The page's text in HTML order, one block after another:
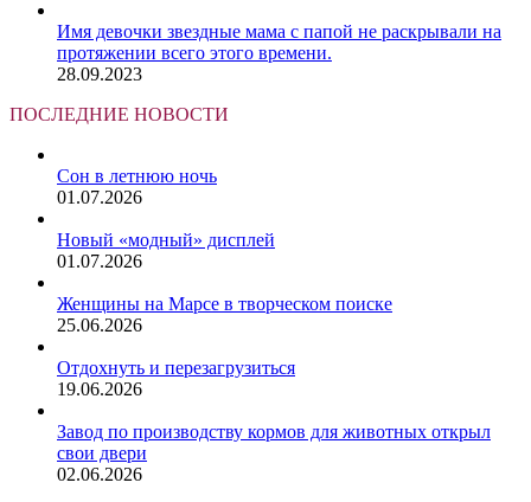
Имя девочки звездные мама с папой не раскрывали на
протяжении всего этого времени.
28.09.2023
ПОСЛЕДНИЕ НОВОСТИ
Сон в летнюю ночь
01.07.2026
Новый «модный» дисплей
01.07.2026
Женщины на Марсе в творческом поиске
25.06.2026
Отдохнуть и перезагрузиться
19.06.2026
Завод по производству кормов для животных открыл
свои двери
02.06.2026